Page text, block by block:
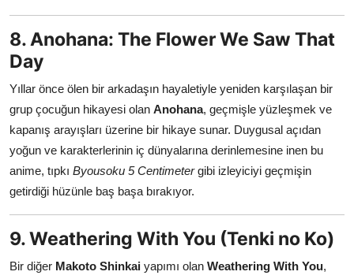
8. Anohana: The Flower We Saw That
Day
Yıllar önce ölen bir arkadaşın hayaletiyle yeniden karşılaşan bir
grup çocuğun hikayesi olan Anohana, geçmişle yüzleşmek ve
kapanış arayışları üzerine bir hikaye sunar. Duygusal açıdan
yoğun ve karakterlerinin iç dünyalarına derinlemesine inen bu
anime, tıpkı Byousoku 5 Centimetergibi izleyiciyi geçmişin
getirdiği hüzünle baş başa bırakıyor.
9. Weathering With You (Tenki no Ko)
Bir diğer Makoto Shinkai yapımı olan Weathering With You,